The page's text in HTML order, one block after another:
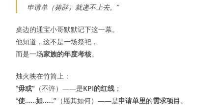
申请单（祷辞）就递不上去。”
桌边的通宝小哥默默记下这一幕。
他知道，这不是一场祭祀，
而是一场家族的年度考核。
烛火映在竹简上：
“毋或” （不许）——是KPI的红线 ；
“使……如……” （愿其如何）——是申请单里的需求项目。